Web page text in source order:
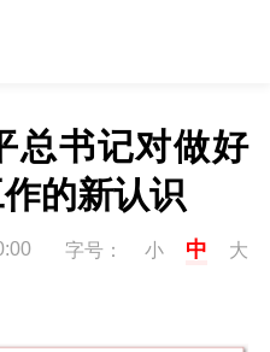
总书记对做好
的新认识
字号： 小 中 大